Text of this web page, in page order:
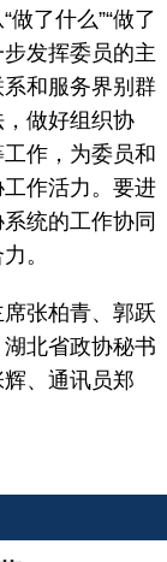
了什么”“做了
步发挥委员的主
和服务界别群
做好组织协
作，为委员和
作活力。要进
统的工作协同
。
张柏青、郭跃
北省政协秘书
、通讯员郑